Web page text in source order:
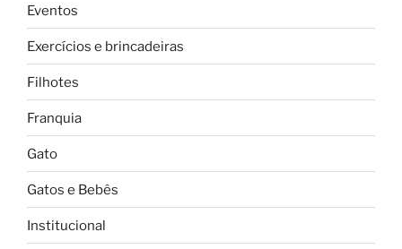
Eventos
Exercícios e brincadeiras
Filhotes
Franquia
Gato
Gatos e Bebês
Institucional